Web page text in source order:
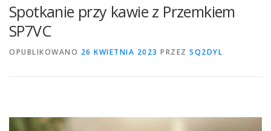
ZAWODY UMB DYPLOMY KONTAKT
Spotkanie przy kawie z Przemkiem
SP7VC
OPUBLIKOWANO 26 KWIETNIA 2023 PRZEZ SQ2DYL